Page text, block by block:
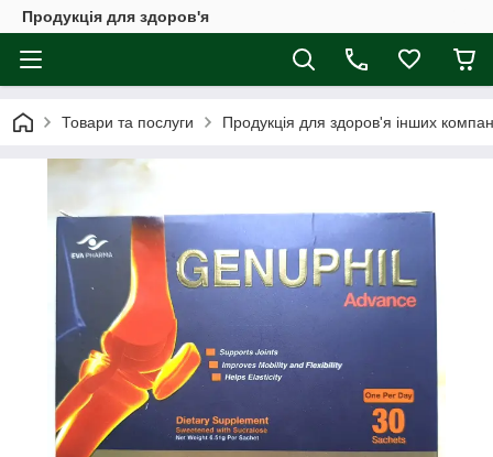
Продукція для здоров'я
Товари та послуги Продукція для здоров'я інших